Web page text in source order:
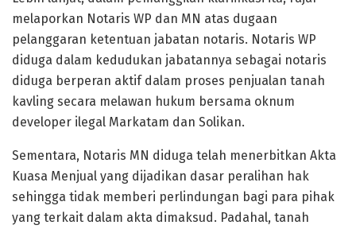
melaporkan Notaris WP dan MN atas dugaan
pelanggaran ketentuan jabatan notaris. Notaris WP
diduga dalam kedudukan jabatannya sebagai notaris
diduga berperan aktif dalam proses penjualan tanah
kavling secara melawan hukum bersama oknum
developer ilegal Markatam dan Solikan.
Sementara, Notaris MN diduga telah menerbitkan Akta
Kuasa Menjual yang dijadikan dasar peralihan hak
sehingga tidak memberi perlindungan bagi para pihak
yang terkait dalam akta dimaksud. Padahal, tanah